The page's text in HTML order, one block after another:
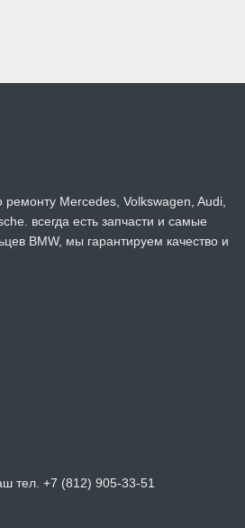
Mercedes, Volkswagen, Audi,
всегда есть запчасти и самые
BMW, мы гарантируем качество и
тел. +7 (812) 905-33-51